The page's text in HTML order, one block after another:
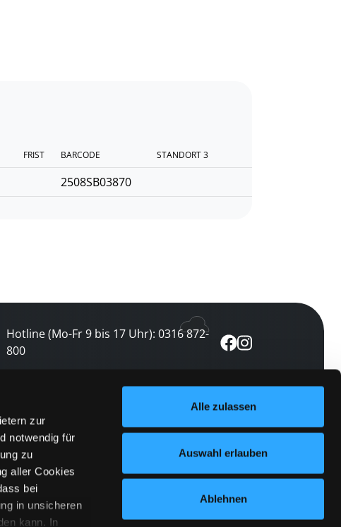
zur
notwendig für
zu
aller Cookies
bei
in unsicheren
kann. In
Alle zulassen
Auswahl erlauben
Ablehnen
FRIST BARCODE STANDORT 3
2508SB03870
Hotline (Mo-Fr 9 bis 17 Uhr): 0316 872-
800
Newsletter abonnieren
und keine Veranstaltung verpassen
jetzt abonnieren